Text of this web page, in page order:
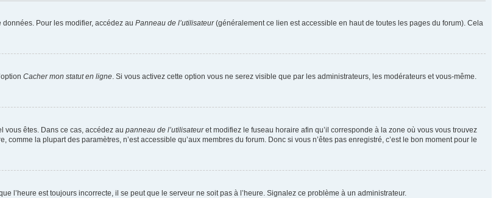
Pour les modifier, accédez au Panneau de l’utilisateur(généralement ce lien est accessible en haut de toutes les pages du forum). Cela
Cacher mon statut en ligne . Si vous activez cette option vous ne serez visible que par les administrateurs, les modérateurs et vous-même.
vous êtes. Dans ce cas, accédez au panneau de l’utilisateuret modifiez le fuseau horaire afin qu’il corresponde à la zone où vous vous trouvez
la plupart des paramètres, n’est accessible qu’aux membres du forum. Donc si vous n’êtes pas enregistré, c’est le bon moment pour le
l’heure est toujours incorrecte, il se peut que le serveur ne soit pas à l’heure. Signalez ce problème à un administrateur.